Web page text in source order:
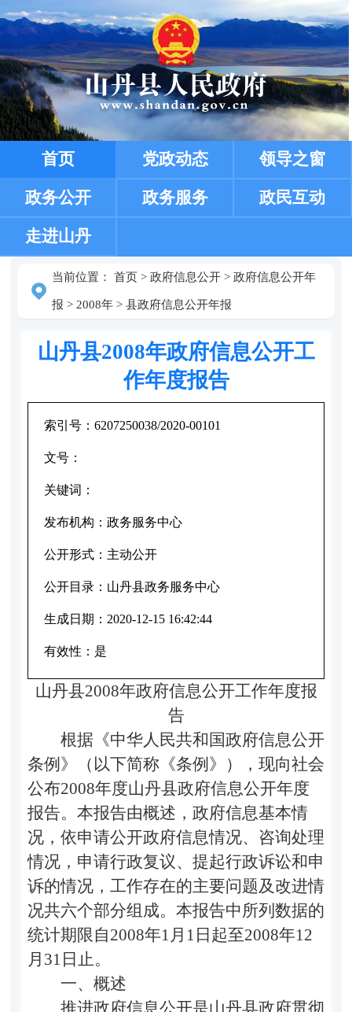
首页 党政动态 领导之窗
政务公开 政务服务 政民互动
走进山丹
当前位置： 首页> 政府信息公开> 政府信息公开年
报 > 2008年> 县政府信息公开年报
山丹县2008年政府信息公开工
作年度报告
索引号： 6207250038/2020-00101
文号：
关键词：
发布机构： 政务服务中心
公开形式： 主动公开
公开目录： 山丹县政务服务中心
生成日期： 2020-12-15 16:42:44
有效性： 是
山丹县2008年政府信息公开工作年度报
告
根据《中华人民共和国政府信息公开
条例》（以下简称《条例》），现向社会
公布2008年度山丹县政府信息公开年度
报告。本报告由概述，政府信息基本情
况，依申请公开政府信息情况、咨询处理
情况，申请行政复议、提起行政诉讼和申
诉的情况，工作存在的主要问题及改进情
况共六个部分组成。本报告中所列数据的
统计期限自2008年1月1日起至2008年12
月31日止。
一、概述
推进政府信息公开是山丹县政府贯彻